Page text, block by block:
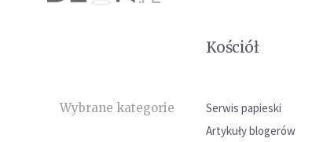
Kościół
Wybrane kategorie Serwis papieski
Artykuły blogerów